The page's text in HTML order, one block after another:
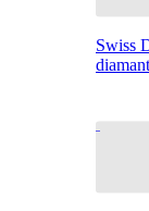
Swiss